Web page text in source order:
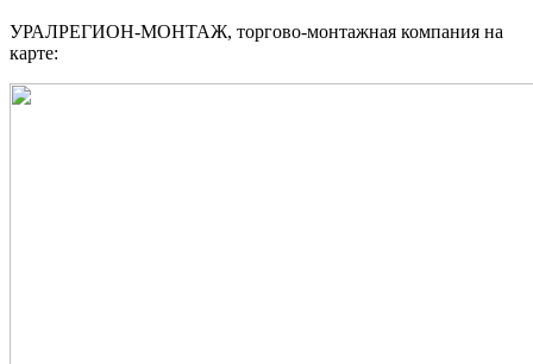
УРАЛРЕГИОН-МОНТАЖ, торгово-монтажная компания на
карте: